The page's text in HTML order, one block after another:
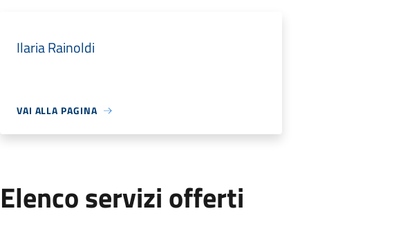
Ilaria Rainoldi
VAI ALLA PAGINA
Elenco servizi offerti